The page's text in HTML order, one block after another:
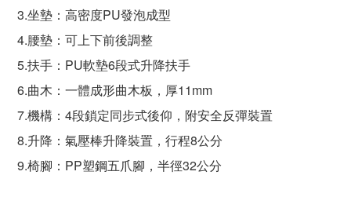
3.坐墊：高密度PU發泡成型
4.腰墊：可上下前後調整
5.扶手：PU軟墊6段式升降扶手
6.曲木：一體成形曲木板，厚11mm
7.機構：4段鎖定同步式後仰，附安全反彈裝置
8.升降：氣壓棒升降裝置，行程8公分
9.椅腳：PP塑鋼五爪腳，半徑32公分